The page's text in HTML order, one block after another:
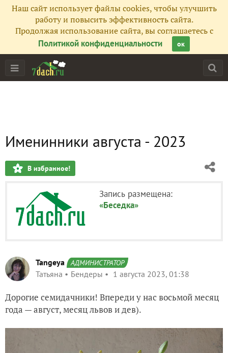
Наш сайт использует файлы cookies, чтобы улучшить
работу и повысить эффективность сайта.
Продолжая использование сайта, вы соглашаетесь с
Политикой конфиденциальности
ок
Именинники августа - 2023
В избранное!
Запись размещена:
«Беседка»
Tangeya АДМИНИСТРАТОР
Татьяна Бендеры 1 августа 2023, 01:38
Дорогие семидачники! Впереди у нас восьмой месяц
года — август, месяц львов и дев).